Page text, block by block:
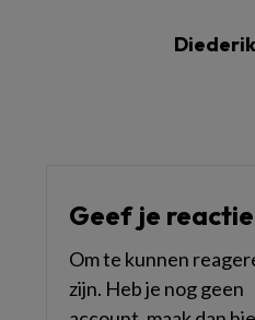
Geef je reactie
Om te kunnen
zijn. Heb je nog geen